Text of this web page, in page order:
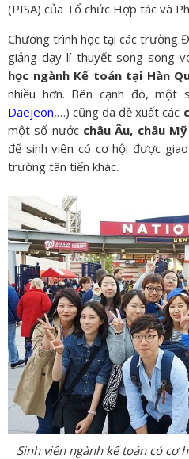
(PISA) của Tổ chức Hợp tác và
Chương trình học tại các trường
giảng dạy lí thuyết song song
học ngành Kế toán tại Hàn
nhiều hơn. Bên cạnh đó,
Daejeon,…) cũng đã đề xuất các
một số nước châu Âu, châu Mỹ
để sinh viên có cơ hội được
trường tân tiến khác.
Sinh viên ngành kế toán có cơ